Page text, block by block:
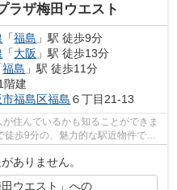
ラザ梅田ウエスト
「福島 」駅 徒歩9分
「大阪 」駅 徒歩13分
福島 」駅 徒歩11分
階建
市福島区福島 ６丁目21-13
住んでいるかも知ることができま
歩9分の、魅力的な駅近物件で
な...
ありません。
田ウエスト」への